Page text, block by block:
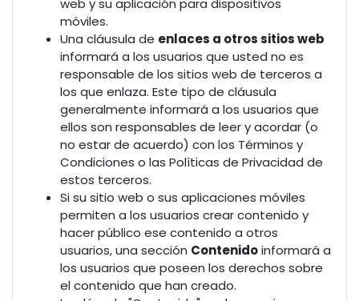
web y su aplicación para dispositivos
móviles.
Una cláusula de enlaces a otros sitios web
informará a los usuarios que usted no es
responsable de los sitios web de terceros a
los que enlaza. Este tipo de cláusula
generalmente informará a los usuarios que
ellos son responsables de leer y acordar (o
no estar de acuerdo) con los Términos y
Condiciones o las Políticas de Privacidad de
estos terceros.
Si su sitio web o sus aplicaciones móviles
permiten a los usuarios crear contenido y
hacer público ese contenido a otros
usuarios, una sección Contenidoinformará a
los usuarios que poseen los derechos sobre
el contenido que han creado.